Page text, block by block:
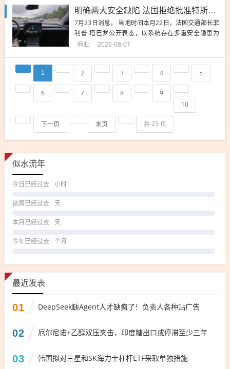
明确两大安全缺陷 法国拒绝批准特斯拉FSD落地
7月23日消息， 当地时间本月22日，法国交通部长菲
利普·塔巴罗公开表态，以系统存在多重安全隐患为
由，正式拒绝批准当前版本特斯拉监督版FSD在法
商业 2026-08-07
1 2 3 4 5
6 7 8
9
10
下一页 末页 共 23 页
似水流年
今日已经过去 小时
这周已经过去 天
本月已经过去 天
今年已经过去 个月
最近发表
01 DeepSeek缺Agent人才缺疯了！负责人各种贴广告
02 厄尔尼诺+乙醇双压夹击，印度糖出口或停滞至少三年
03 韩国拟对三星和SK海力士杠杆ETF采取单独措施